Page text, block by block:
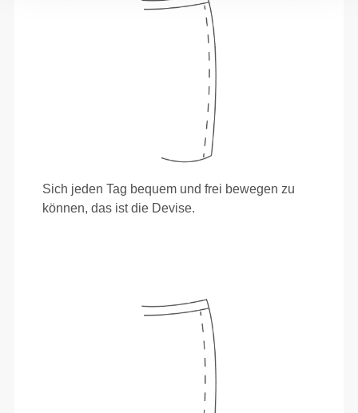
Sich jeden Tag bequem und frei bewegen zu
können, das ist die Devise.